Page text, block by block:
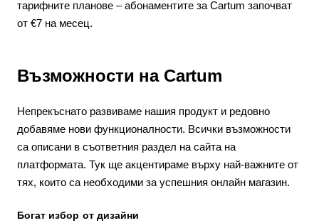
тарифните планове – абонаментите за Cartum започват
от €7 на месец.
Възможности на Cartum
Непрекъснато развиваме нашия продукт и редовно
добавяме нови функционалности. Всички възможности
са описани в съответния раздел на сайта на
платформата. Тук ще акцентираме върху най-важните от
тях, които са необходими за успешния онлайн магазин.
Богат избор от дизайни